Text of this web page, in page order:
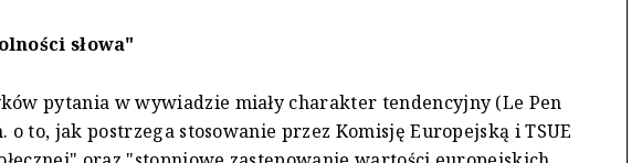
słowa"
pytania w wywiadzie miały charakter tendencyjny (Le Pen
o to, jak postrzega stosowanie przez Komisję Europejską i TSUE